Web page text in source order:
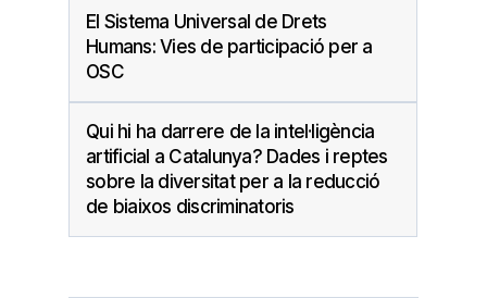
El Sistema Universal de Drets
Humans: Vies de participació per a
OSC
Qui hi ha darrere de la intel·ligència
artificial a Catalunya? Dades i reptes
sobre la diversitat per a la reducció
de biaixos discriminatoris